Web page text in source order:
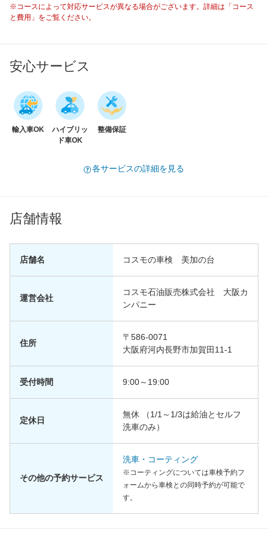
※コースによって対応サービスが異なる場合がございます。詳細は「コース
と費用」をご覧ください。
安心サービス
輸入車OK
ハイブリッ
ド車OK
整備保証
各サービスの詳細を見る
店舗情報
店舗名 コスモの車検 美加の台
運営会社
コスモ石油販売株式会社 大阪カ
ンパニー
住所
〒586-0071
大阪府河内長野市加賀田11-1
受付時間 9:00～19:00
定休日
無休 （1/1～1/3は給油とセルフ
洗車のみ）
その他の予約サービス
洗車・コーティング
※コーティングについては車検予約フ
ォームから車検との同時予約が可能で
す。